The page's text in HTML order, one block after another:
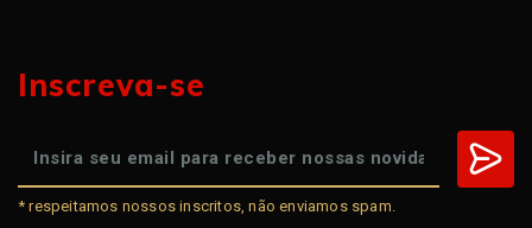
Inscreva-se
* respeitamos nossos inscritos, não enviamos spam.